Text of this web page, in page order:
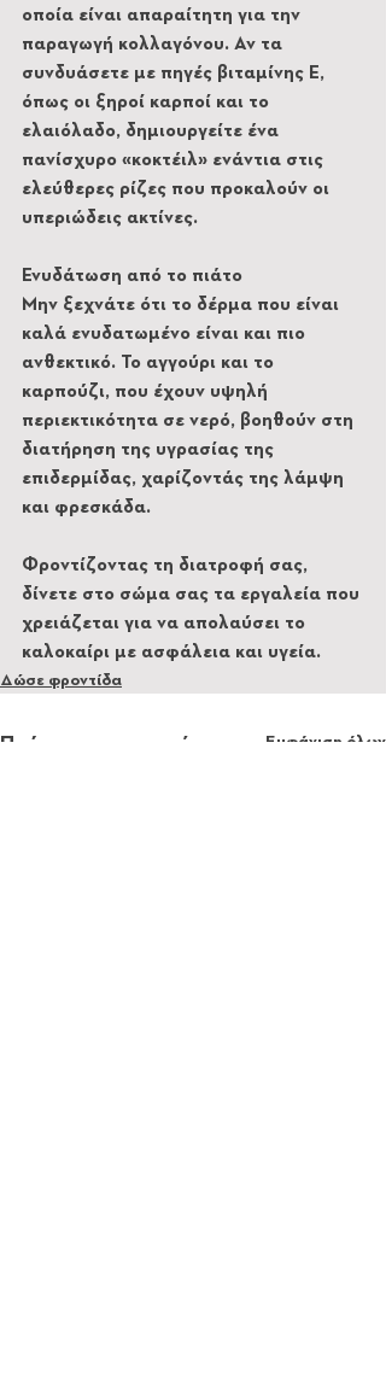
οποία είναι απαραίτητη για την
παραγωγή κολλαγόνου. Αν τα
συνδυάσετε με πηγές βιταμίνης Ε,
όπως οι ξηροί καρποί και το
ελαιόλαδο, δημιουργείτε ένα
πανίσχυρο «κοκτέιλ» ενάντια στις
ελεύθερες ρίζες που προκαλούν οι
υπεριώδεις ακτίνες.
Ενυδάτωση από το πιάτο
Μην ξεχνάτε ότι το δέρμα που είναι
καλά ενυδατωμένο είναι και πιο
ανθεκτικό. Το αγγούρι και το
καρπούζι, που έχουν υψηλή
περιεκτικότητα σε νερό, βοηθούν στη
διατήρηση της υγρασίας της
επιδερμίδας, χαρίζοντάς της λάμψη
και φρεσκάδα.
Φροντίζοντας τη διατροφή σας,
δίνετε στο σώμα σας τα εργαλεία που
χρειάζεται για να απολαύσει το
καλοκαίρι με ασφάλεια και υγεία.
Δώσε φροντίδα
Πρόσφατες αναρτήσεις Εμφάνιση όλων